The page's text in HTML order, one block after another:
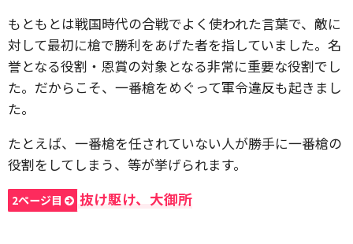
もともとは戦国時代の合戦でよく使われた言葉で、敵に
対して最初に槍で勝利をあげた者を指していました。名
誉となる役割・恩賞の対象となる非常に重要な役割でし
た。だからこそ、一番槍をめぐって軍令違反も起きまし
た。
たとえば、一番槍を任されていない人が勝手に一番槍の
役割をしてしまう、等が挙げられます。
2ページ目 抜け駆け、大御所